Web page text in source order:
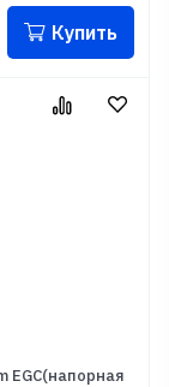
Купить
EGC(напорная